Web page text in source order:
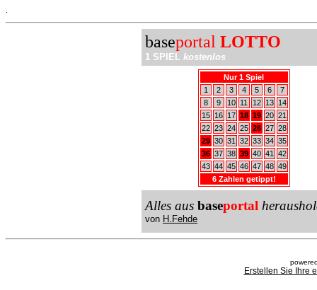
baseportal LOTTO
1 SPIEL kostenlos
Nur 1 Spiel
1
2 3 4 5 6
7
8
9 10 11 12 13
14
15
16 17 18 19 20 21
22 23 24 25 26 27 28
29 30 31 32 33 34 35
36 37 38 39 40 41
42
43 44 45 46 47 48 49
6 Zahlen getippt!
Alles aus baseportal
von H.Fehde
Erstellen Sie Ihre